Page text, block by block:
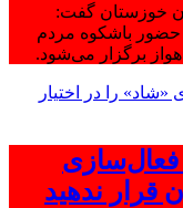
خوزستان گفت:
حضور باشکوه مردم
برگزار می‌شود.
فعال‌سازی
قرار ندهید